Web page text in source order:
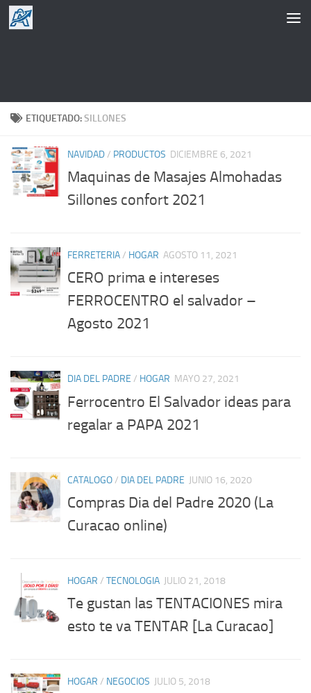
Saltar al contenido
ETIQUETADO:SILLONES
NAVIDAD/ PRODUCTOS DICIEMBRE 6, 2021
Maquinas de Masajes Almohadas
Sillones confort 2021
FERRETERIA/ HOGAR AGOSTO 11, 2021
CERO prima e intereses
FERROCENTRO el salvador –
Agosto 2021
DIA DEL PADRE / HOGAR MAYO 27, 2021
Ferrocentro El Salvador ideas para
regalar a PAPA 2021
CATALOGO/ DIA DEL PADRE JUNIO 16, 2020
Compras Dia del Padre 2020 (La
Curacao online)
HOGAR / TECNOLOGIA JULIO 21, 2018
Te gustan las TENTACIONES mira
esto te va TENTAR [La Curacao]
HOGAR / NEGOCIOS JULIO 5, 2018